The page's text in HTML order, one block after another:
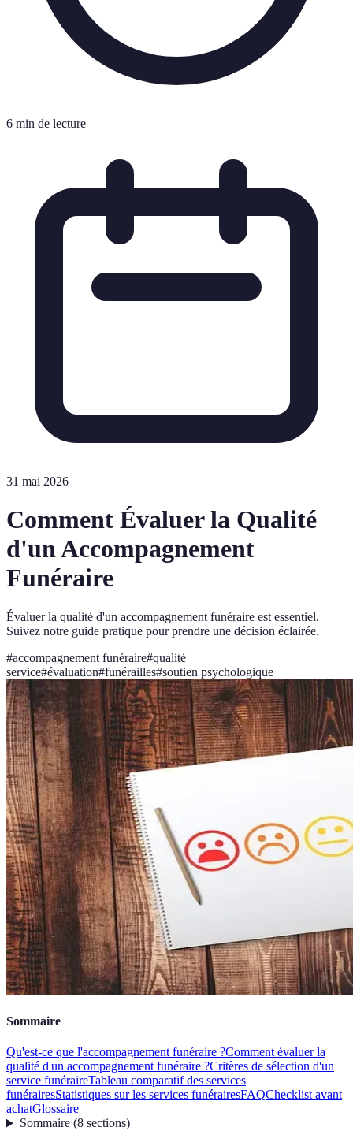
6 min de lecture
31 mai 2026
Comment Évaluer la Qualité
d'un Accompagnement
Funéraire
Évaluer la qualité d'un accompagnement funéraire est essentiel.
Suivez notre guide pratique pour prendre une décision éclairée.
#accompagnement funéraire#qualité
service#évaluation#funérailles#soutien psychologique
Sommaire
Qu'est-ce que l'accompagnement funéraire ?Comment évaluer la
qualité d'un accompagnement funéraire ?Critères de sélection d'un
service funéraireTableau comparatif des services
funérairesStatistiques sur les services funérairesFAQChecklist avant
achatGlossaire
Sommaire(8 sections)